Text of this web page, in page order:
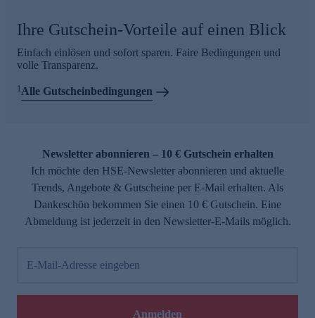
Ihre Gutschein-Vorteile auf einen Blick
Einfach einlösen und sofort sparen. Faire Bedingungen und
volle Transparenz.
1Alle Gutscheinbedingungen
Newsletter abonnieren – 10 € Gutschein erhalten
Ich möchte den HSE-Newsletter abonnieren und aktuelle
Trends, Angebote & Gutscheine per E-Mail erhalten. Als
Dankeschön bekommen Sie einen 10 € Gutschein. Eine
Abmeldung ist jederzeit in den Newsletter-E-Mails möglich.
E-Mail-Adresse eingeben
Anmelden